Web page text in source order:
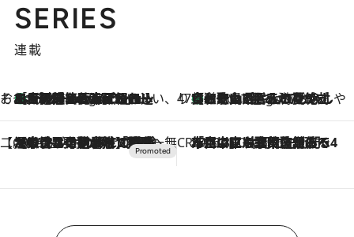
SERIES
連載
そおだよおこの関西おいしい、おやつ紀行3 Hours Ago
［大阪府箕面市］一皿一皿目の前で仕上げられる、料理を巧みに組み込んだアシェットデセールコース「ミチル アシェット デセール（Michiru assiette dessert）」 47都道府県の手みやげ ひんやりスイーツで夏を満喫
3 Hours Ago
【和歌山県】この夏絶対食べたい 冷やしておいしいおやつ3選 みかんがごろっと丸ごと入ったジュレ
【CREA×星野リゾート】唯一無二。癒しと発見が待つ場所へ
2026.8.7
【トンボの足水浴】ヒノキの香りに包まれて涼感マックス！約13℃の湧水かけ流しを避暑地「星野温泉 トンボの湯」で体験 CREA'S CHOICE
2026.8.7
「立川にも歌舞伎があるんだよ」 片岡仁左衛門・市川中車ら豪華座組みで4年目の立川立飛歌舞伎へ